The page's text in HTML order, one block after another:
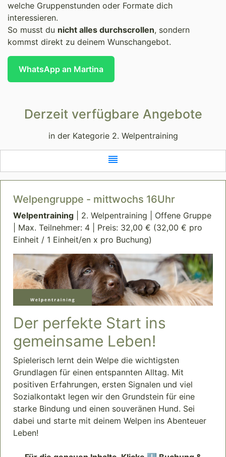
welche Gruppenstunden oder Formate dich
interessieren.
So musst du nicht alles durchscrollen, sondern
kommst direkt zu deinem Wunschangebot.
WhatsApp an Martina
Derzeit verfügbare Angebote
in der Kategorie 2. Welpentraining
reorder
Welpengruppe - mittwochs 16Uhr
Welpentraining | 2. Welpentraining | Offene Gruppe
| Max. Teilnehmer: 4 | Preis: 32,00 € (32,00 € pro
Einheit / 1 Einheit/en x pro Buchung)
Der perfekte Start ins
gemeinsame Leben!
Spielerisch lernt dein Welpe die wichtigsten
Grundlagen für einen entspannten Alltag. Mit
positiven Erfahrungen, ersten Signalen und viel
Sozialkontakt legen wir den Grundstein für eine
starke Bindung und einen souveränen Hund. Sei
dabei und starte mit deinem Welpen ins Abenteuer
Leben!